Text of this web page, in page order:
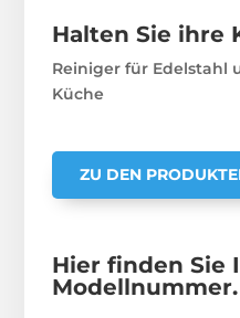
Halten Sie ihre
Reiniger für Edelstahl
Küche
ZU DEN
Hier finden Sie
Modellnummer.